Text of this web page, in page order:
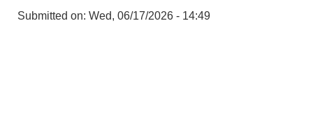
Submitted on: Wed, 06/17/2026 - 14:49